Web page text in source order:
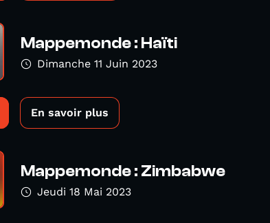
Mappemonde : Haïti
Dimanche 11 Juin 2023
En savoir plus
Mappemonde : Zimbabwe
Jeudi 18 Mai 2023